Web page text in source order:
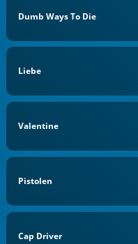
Dumb Ways To Die
Liebe
Valentine
Pistolen
Cap Driver